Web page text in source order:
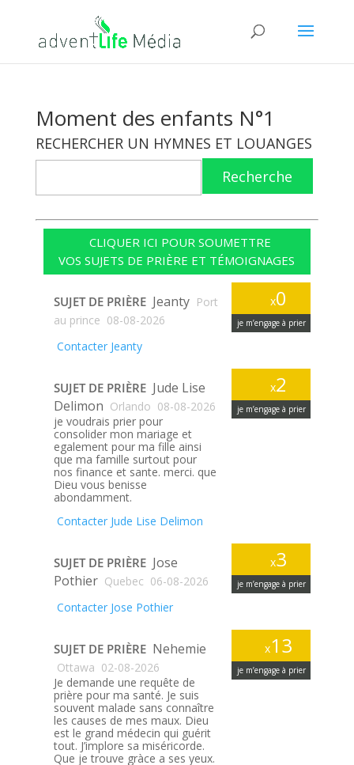
Moment des enfants N°1
RECHERCHER UN HYMNES ET LOUANGES
Recherche
CLIQUER ICI POUR SOUMETTRE
VOS SUJETS DE PRIÈRE ET TÉMOIGNAGES
x0
je m’engage à prier
SUJET DE PRIÈRE Jeanty Port
au prince 08-08-2026
Contacter Jeanty
x2
je m’engage à prier
SUJET DE PRIÈRE Jude Lise
Delimon Orlando 08-08-2026
je voudrais prier pour
consolider mon mariage et
egalement pour ma fille ainsi
que ma famille surtout pour
nos finance et sante. merci. que
Dieu vous benisse
abondamment.
Contacter Jude Lise Delimon
x3
je m’engage à prier
SUJET DE PRIÈRE Jose
Pothier Quebec 06-08-2026
Contacter Jose Pothier
x13
je m’engage à prier
SUJET DE PRIÈRE Nehemie
Ottawa 02-08-2026
Je demande une requête de
prière pour ma santé. Je suis
souvent malade sans connaître
les causes de mes maux. Dieu
est le grand médecin qui guérit
tout. J’implore sa miséricorde.
Que je trouve gràce a ses yeux.